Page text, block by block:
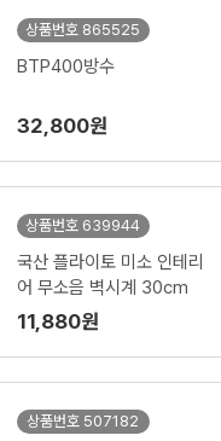
상품번호 865525
BTP400방수
32,800원
상품번호 639944
국산 플라이토 미소 인테리
어 무소음 벽시계 30cm
11,880원
상품번호 507182